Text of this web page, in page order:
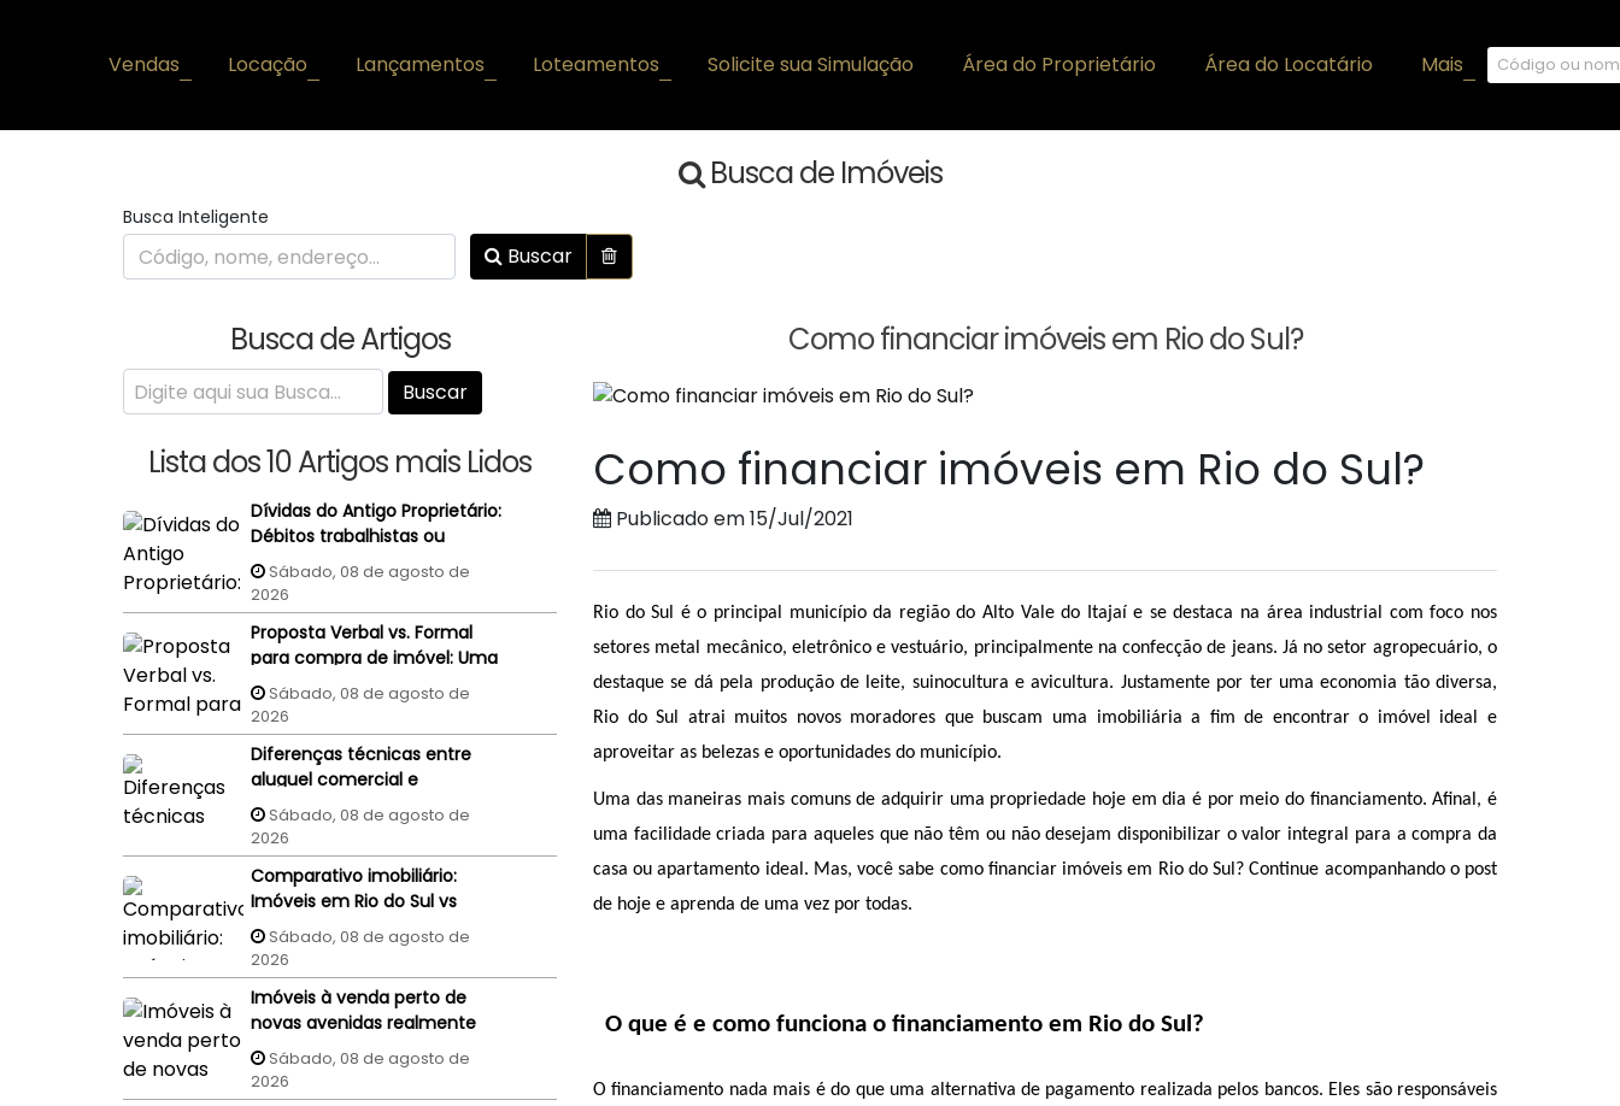
Mais
Área do Locatário
Área do Proprietário
Solicite sua Simulação
Loteamentos
Lançamentos
Locação
Vendas
Busca de Imóveis
Busca Inteligente
Buscar
Busca de Artigos
Lista dos 10 Artigos mais Lidos
Dívidas do Antigo Proprietário:
Débitos trabalhistas ou
processos judiciais do
vendedor podem penhorar o
imóvel recém-comprado?
Sábado, 08 de agosto de
2026
Proposta Verbal vs. Formal
para compra de imóvel: Uma
proposta aceita por WhatsApp
ou e-mail tem validade
jurídica?
Sábado, 08 de agosto de
2026
Diferenças técnicas entre
aluguel comercial e
residencial: Um guia completo
Sábado, 08 de agosto de
2026
Comparativo imobiliário:
Imóveis em Rio do Sul vs
Imóveis em Florianópolis
(interior x capital)
Sábado, 08 de agosto de
2026
Imóveis à venda perto de
novas avenidas realmente
valorizam mais?
Sábado, 08 de agosto de
2026
Como financiar imóveis em Rio do Sul?
Como financiar imóveis em Rio do Sul?
Publicado em 15/Jul/2021
Rio do Sul é o principal município da região do Alto Vale do Itajaí e se destaca na área industrial com foco nos
setores metal mecânico, eletrônico e vestuário, principalmente na confecção de jeans. Já no setor agropecuário, o
destaque se dá pela produção de leite, suinocultura e avicultura. Justamente por ter uma economia tão diversa,
Rio do Sul atrai muitos novos moradores que buscam uma imobiliária a fim de encontrar o imóvel ideal e
aproveitar as belezas e oportunidades do município.
Uma das maneiras mais comuns de adquirir uma propriedade hoje em dia é por meio do financiamento. Afinal, é
uma facilidade criada para aqueles que não têm ou não desejam disponibilizar o valor integral para a compra da
casa ou apartamento ideal. Mas, você sabe como financiar imóveis em Rio do Sul? Continue acompanhando o post
de hoje e aprenda de uma vez por todas.
O que é e como funciona o financiamento em Rio do Sul?
O financiamento nada mais é do que uma alternativa de pagamento realizada pelos bancos. Eles são responsáveis